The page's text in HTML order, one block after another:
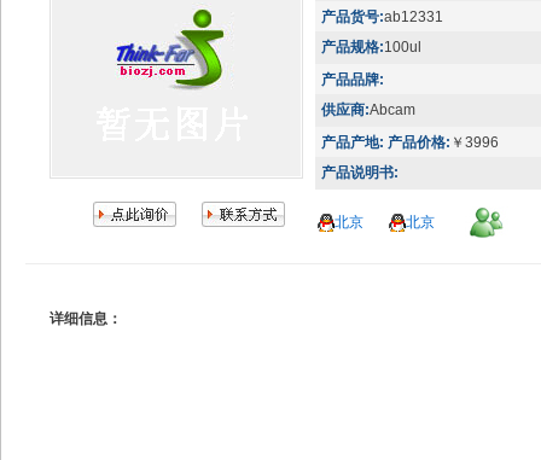
产品货号:ab12331
产品规格:100ul
产品品牌:
供应商:Abcam
产品产地: 产品价格: ￥3996
产品说明书:
北京 北京
详细信息：